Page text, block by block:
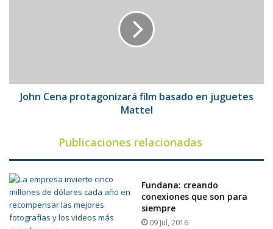
John Cena protagonizará film basado en juguetes
Mattel
Publicaciones relacionadas
Fundana: creando
conexiones que son para
siempre
09 Jul, 2016